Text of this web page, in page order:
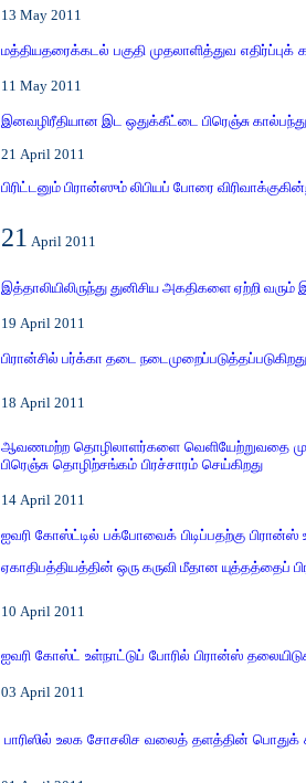
13 May 2011
மத்தியதரைக்கடல் பகுதி முதலாளித்துவ எதிர்ப்புக்
11 May 2011
இனவழிரீதியான இட ஒதுக்கீட்டை பிரெஞ்சு கால்பந்துக்
21 April 2011
பிரிட்டனும் பிரான்ஸும் லிபியப் போரை
21 April 2011
இத்தாலியிலிருந்து துனிசிய அகதிகளை ஏற்றி
19 April 2011
பிரான்சில் பர்க்கா தடை நடைமுறைப்படுத்தப்படுகிறது
18 April 2011
ஆவணமற்ற தொழிலாளர்களை வெளியேற்றுவதை
பிரெஞ்சு தொழிற்சங்கம் பிரச்சாரம் செய்கிறது
14 April 2011
ஐவரி கோஸ்ட்டில் பக்போவைக் பிடிப்பதற்கு பிரான்ஸ்
ஏகாதிபத்தியத்தின் ஒரு கருவி மீதான யுத்தத்தைப்
10 April 2011
ஐவரி கோஸ்ட் உள்நாட்டுப் போரில் பிரான்ஸ்
03 April 2011
பாரிஸில் உலக சோசலிச வலைத் தளத்தின் பொதுக்